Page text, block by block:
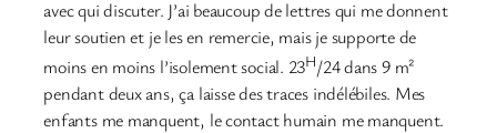
avec qui discuter. J’ai beaucoup de lettres qui me donnent
leur soutien et je les en remercie, mais je supporte de
moins en moins l’isolement social. 23H/24 dans 9 m²
pendant deux ans, ça laisse des traces indélébiles. Mes
enfants me manquent, le contact humain me manquent.